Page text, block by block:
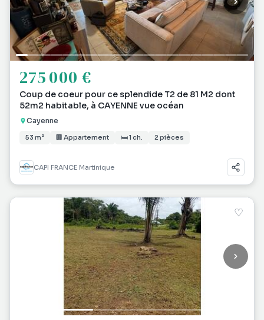
275 000 €
Coup de coeur pour ce splendide T2 de 81 M2 dont
52m2 habitable, à CAYENNE vue océan
Cayenne
53 m² 🏢 Appartement 🛏 1 ch. 2 pièces
CAPI FRANCE Martinique
♡